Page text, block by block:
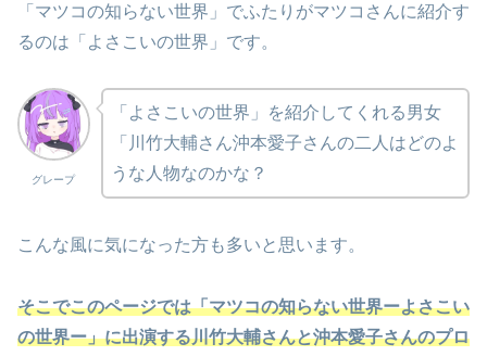
「マツコの知らない世界」でふたりがマツコさんに紹介す
るのは「よさこいの世界」です。
グレープ
「よさこいの世界」を紹介してくれる男女
「川竹大輔さん沖本愛子さんの二人はどのよ
うな人物なのかな？
こんな風に気になった方も多いと思います。
そこでこのページでは「マツコの知らない世界ーよさこい
の世界ー」に出演する川竹大輔さんと沖本愛子さんのプロ